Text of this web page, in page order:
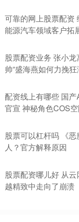
可靠的网上股票配资
能源汽车领域客户拓
股票配资业务 张小
帅”盛海燕如何力挽狂
配资线上有哪些 国
官宣 神秘角色COS
股票可以杠杆吗 《
人？官方解释原因
股票配资哪儿好 从
越精致中走向了崩溃